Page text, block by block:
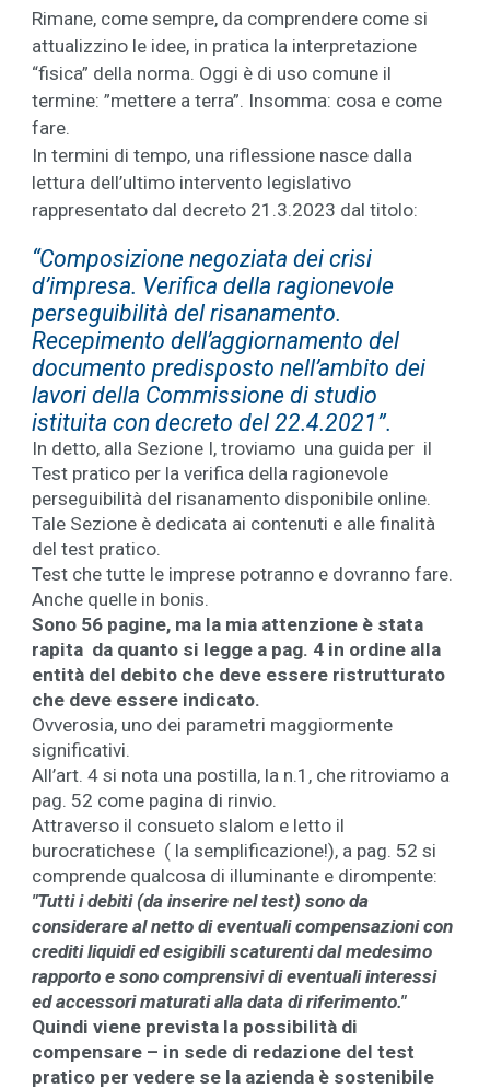
Rimane, come sempre, da comprendere come si
attualizzino le idee, in pratica la interpretazione
“fisica” della norma. Oggi è di uso comune il
termine: ”mettere a terra”. Insomma: cosa e come
fare.
In termini di tempo, una riflessione nasce dalla
lettura dell’ultimo intervento legislativo
rappresentato dal decreto 21.3.2023 dal titolo:
“Composizione negoziata dei crisi
d’impresa. Verifica della ragionevole
perseguibilità del risanamento.
Recepimento dell’aggiornamento del
documento predisposto nell’ambito dei
lavori della Commissione di studio
istituita con decreto del 22.4.2021”.
In detto, alla Sezione I, troviamo una guida per il
Test pratico per la verifica della ragionevole
perseguibilità del risanamento disponibile online.
Tale Sezione è dedicata ai contenuti e alle finalità
del test pratico.
Test che tutte le imprese potranno e dovranno fare.
Anche quelle in bonis.
Sono 56 pagine, ma la mia attenzione è stata
rapita da quanto si legge a pag. 4 in ordine alla
entità del debito che deve essere ristrutturato
che deve essere indicato.
Ovverosia, uno dei parametri maggiormente
significativi.
All’art. 4 si nota una postilla, la n.1, che ritroviamo a
pag. 52 come pagina di rinvio.
Attraverso il consueto slalom e letto il
burocratichese ( la semplificazione!), a pag. 52 si
comprende qualcosa di illuminante e dirompente:
"Tutti i debiti (da inserire nel test) sono da
considerare al netto di eventuali compensazioni con
crediti liquidi ed esigibili scaturenti dal medesimo
rapporto e sono comprensivi di eventuali interessi
ed accessori maturati alla data di riferimento."
Quindi viene prevista la possibilità di
compensare – in sede di redazione del test
pratico per vedere se la azienda è sostenibile